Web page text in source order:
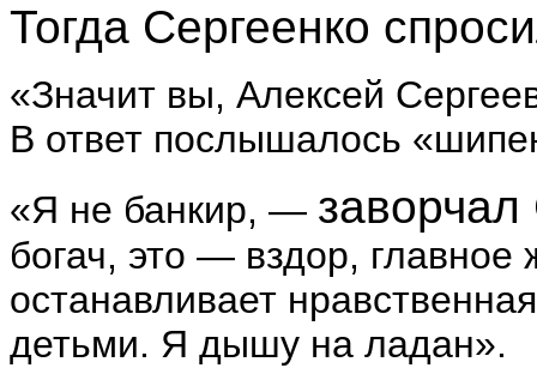
Тогда Сергеенко
«Значит вы, Алексей
В ответ послышалось
«Я не банкир, —
богач, это — вздор,
останавливает
детьми. Я дышу на ладан».